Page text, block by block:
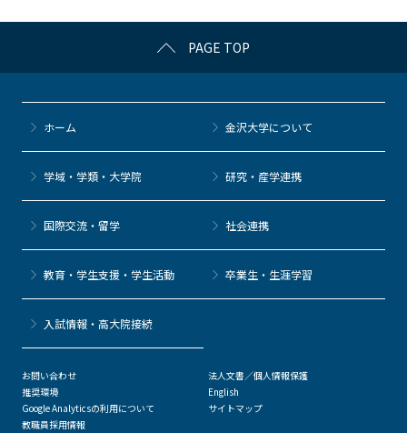
k
PAGE TOP
ホーム 金沢大学について
学域・学類・大学院 研究・産学連携
国際交流・留学 社会連携
教育・学生支援・学生活動 卒業生・生涯学習
⼊試情報・高大院接続
お問い合わせ
推奨環境
Google Analyticsの利用について
教職員採用情報
法人文書／個人情報保護
English
サイトマップ